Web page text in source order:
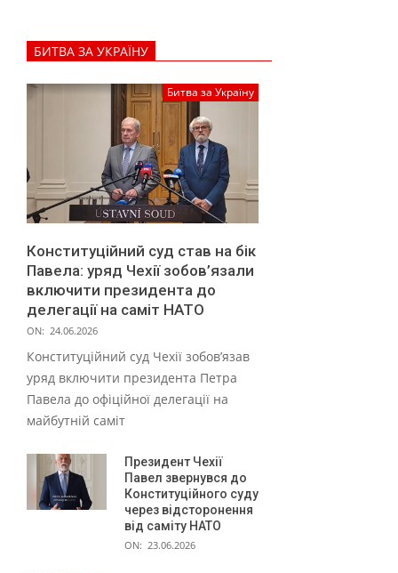
БИТВА ЗА УКРАЇНУ
Битва за Україну
Конституційний суд став на бік
Павела: уряд Чехії зобов’язали
включити президента до
делегації на саміт НАТО
ON: 24.06.2026
Конституційний суд Чехії зобов’язав
уряд включити президента Петра
Павела до офіційної делегації на
майбутній саміт
Президент Чехії
Павел звернувся до
Конституційного суду
через відсторонення
від саміту НАТО
ON: 23.06.2026